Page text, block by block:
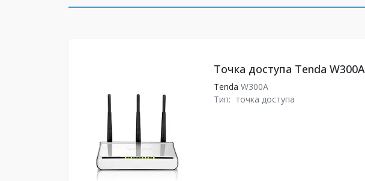
Точка доступа Tenda W300A
Tenda W300A
Тип: точка доступа